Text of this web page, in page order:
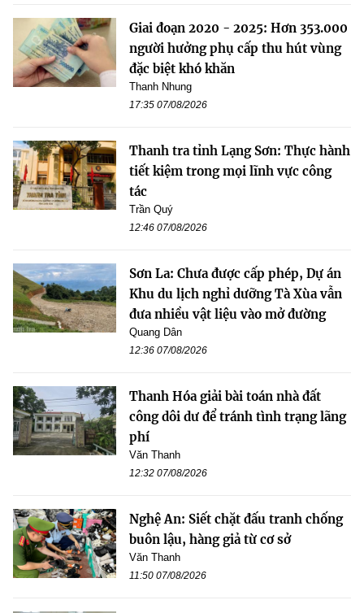
Giai đoạn 2020 - 2025: Hơn 353.000
người hưởng phụ cấp thu hút vùng
đặc biệt khó khăn
Thanh Nhung
17:35 07/08/2026
Thanh tra tỉnh Lạng Sơn: Thực hành
tiết kiệm trong mọi lĩnh vực công
tác
Trần Quý
12:46 07/08/2026
Sơn La: Chưa được cấp phép, Dự án
Khu du lịch nghỉ dưỡng Tà Xùa vẫn
đưa nhiều vật liệu vào mở đường
Quang Dân
12:36 07/08/2026
Thanh Hóa giải bài toán nhà đất
công dôi dư để tránh tình trạng lãng
phí
Văn Thanh
12:32 07/08/2026
Nghệ An: Siết chặt đấu tranh chống
buôn lậu, hàng giả từ cơ sở
Văn Thanh
11:50 07/08/2026